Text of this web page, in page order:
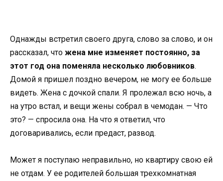
Однажды встретил своего друга, слово за слово, и он
рассказал, что жена мне изменяет постоянно, за
этот год она поменяла несколько любовников.
Домой я пришел поздно вечером, не могу ее больше
видеть. Жена с дочкой спали. Я пролежал всю ночь, а
на утро встал, и вещи жены собрал в чемодан. — Что
это? — спросила она. На что я ответил, что
договаривались, если предаст, развод.
Может я поступаю неправильно, но квартиру свою ей
не отдам. У ее родителей большая трехкомнатная